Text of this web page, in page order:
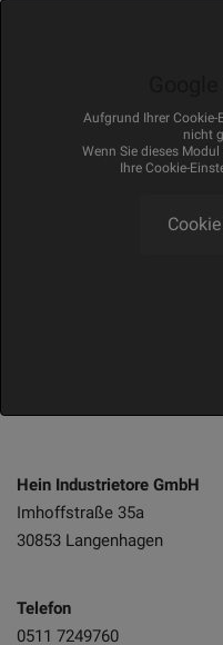
Aufgrund Ihrer
nicht
Wenn Sie dieses
Ihre Cookie-
Hein Industrietore GmbH
Imhoffstraße 35a
30853 Langenhagen
Telefon
0511 7249760